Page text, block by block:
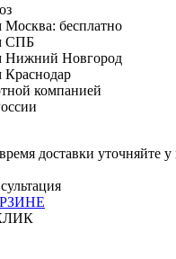
Москва: бесплатно
СПБ
Нижний Новгород
Краснодар
компанией
доставки уточняйте